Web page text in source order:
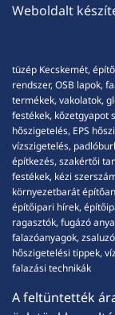
Weboldalt
tüzép Kecskemét,
rendszer, OSB lapok,
termékek, vakolatok,
festékek, kőzetgyapot
hőszigetelés, EPS
vízszigetelés,
építkezés, szakértői
festékek, kézi
környezetbarát
építőipari hírek,
ragasztók, fugázó
falazóanyagok,
hőszigetelési tippek,
falazási technikák
A feltüntették